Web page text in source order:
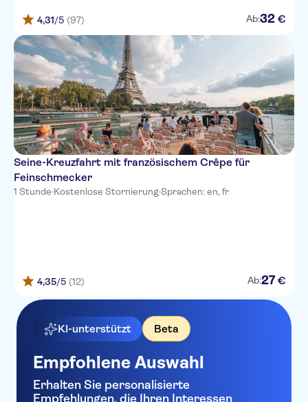
4,31/5 (97) Ab:32 €
Seine-Kreuzfahrt mit französischem Crêpe für
Feinschmecker
1 Stunde·Kostenlose Stornierung·Sprachen: en, fr
4,35/5 (12) Ab:27 €
KI-unterstützt Beta
Empfohlene Auswahl
Erhalten Sie personalisierte
Empfehlungen, die Ihren Interessen